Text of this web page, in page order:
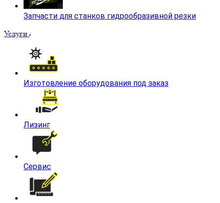
Запчасти для станков гидрообразивной резки
Услуги
Изготовление оборудования под заказ
Лизинг
Сервис